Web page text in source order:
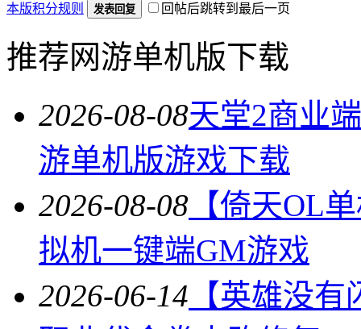
本版积分规则 发表回复 回帖后跳转到最后一页
推荐网游单机版下载
2026-08-08天堂2商业
游单机版游戏下载
2026-08-08 【倚天OL
拟机一键端GM游戏
2026-06-14 【英雄没